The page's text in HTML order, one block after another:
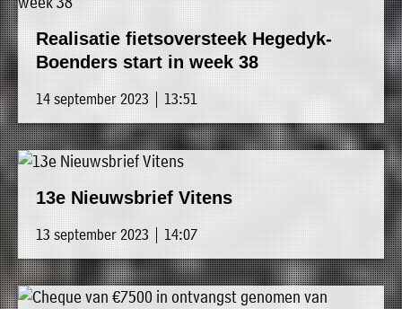
Realisatie fietsoversteek Hegedyk-
Boenders start in week 38
14 september 2023 | 13:51
13e Nieuwsbrief Vitens
13 september 2023 | 14:07